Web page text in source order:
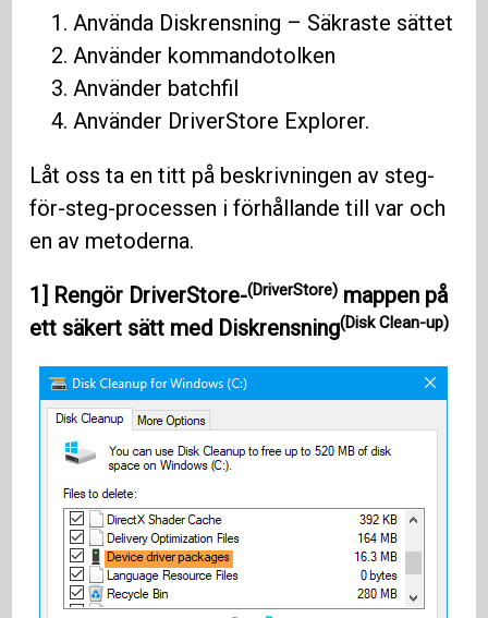
Använda Diskrensning – Säkraste sättet
Använder kommandotolken
Använder batchfil
Använder DriverStore Explorer.
Låt oss ta en titt på beskrivningen av steg-
för-steg-processen i förhållande till var och
en av metoderna.
1] Rengör DriverStore-(DriverStore) mappen på
ett säkert sätt med Diskrensning(Disk Clean-up)